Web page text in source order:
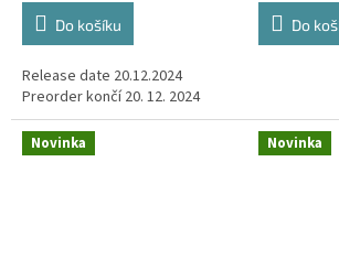
Do košíku
Release date 20.12.2024
Preorder končí 20. 12. 2024
Do
Novinka Novinka